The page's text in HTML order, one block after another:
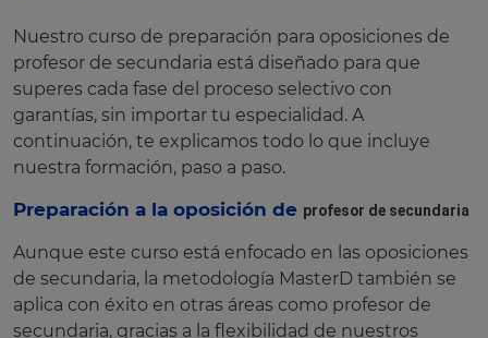
Nuestro curso de preparación para oposiciones de
profesor de secundaria está diseñado para que
superes cada fase del proceso selectivo con
garantías, sin importar tu especialidad. A
continuación, te explicamos todo lo que incluye
nuestra formación, paso a paso.
Preparación a la oposición de profesor de secundaria
Aunque este curso está enfocado en las oposiciones
de secundaria, la metodología MasterD también se
aplica con éxito en otras áreas como profesor de
secundaria, gracias a la flexibilidad de nuestros